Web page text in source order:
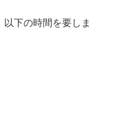
下の時間を要しま